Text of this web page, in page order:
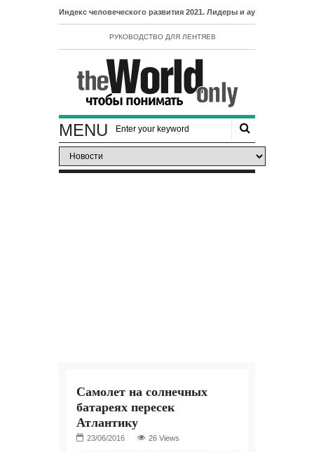
- Индекс человеческого развития 2021. Лидеры и аутсайдеры рейтинга ИЧР
РУКОВОДСТВО ДЛЯ ЛЕНТЯЕВ
MENU
Самолет на солнечных
батареях пересек
Атлантику
26 Views